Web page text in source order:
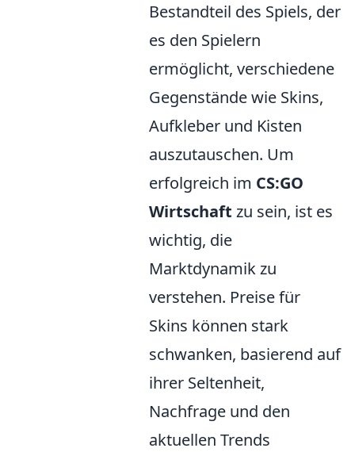
Bestandteil des Spiels, der
es den Spielern
ermöglicht, verschiedene
Gegenstände wie Skins,
Aufkleber und Kisten
auszutauschen. Um
erfolgreich im CS:GO
Wirtschaft zu sein, ist es
wichtig, die
Marktdynamik zu
verstehen. Preise für
Skins können stark
schwanken, basierend auf
ihrer Seltenheit,
Nachfrage und den
aktuellen Trends